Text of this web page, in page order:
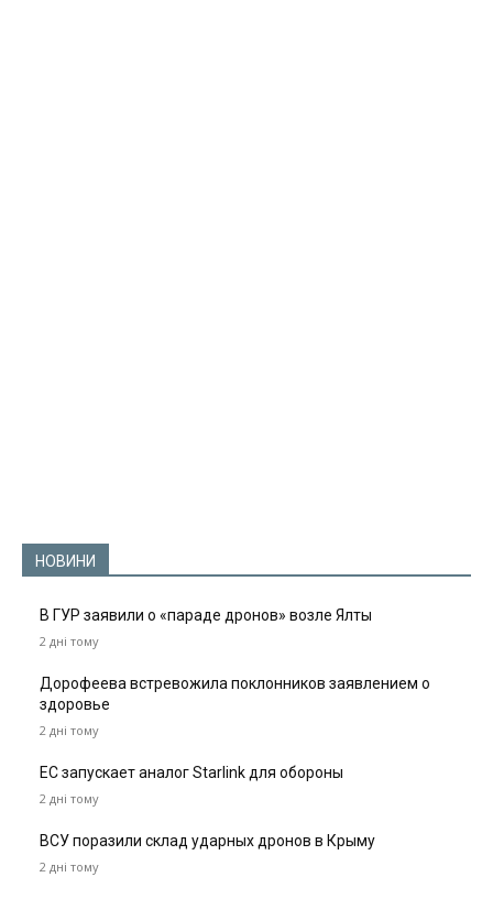
НОВИНИ
В ГУР заявили о «параде дронов» возле Ялты
2 дні тому
Дорофеева встревожила поклонников заявлением о
здоровье
2 дні тому
ЕС запускает аналог Starlink для обороны
2 дні тому
ВСУ поразили склад ударных дронов в Крыму
2 дні тому